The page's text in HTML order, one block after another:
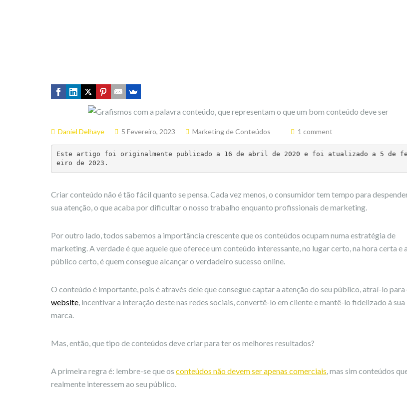
Daniel Delhaye 5 Fevereiro, 2023 Marketing de Conteúdos 1 comment
Este artigo foi originalmente publicado a 16 de abril de 2020 e foi atualizado a 5 de
eiro de 2023.
Criar conteúdo não é tão fácil quanto se pensa. Cada vez menos, o consumidor tem tempo para
sua atenção, o que acaba por dificultar o nosso trabalho enquanto profissionais de marketing.
Por outro lado, todos sabemos a importância crescente que os conteúdos ocupam numa estratégia de
marketing. A verdade é que aquele que oferece um conteúdo interessante, no lugar certo, na hora certa e
público certo, é quem consegue alcançar o verdadeiro sucesso online.
O conteúdo é importante, pois é através dele que consegue captar a atenção do seu público, atraí-lo para
website, incentivar a interação deste nas redes sociais, convertê-lo em cliente e mantê-lo fidelizado à sua
marca.
Mas, então, que tipo de conteúdos deve criar para ter os melhores resultados?
A primeira regra é: lembre-se que os conteúdos não devem ser apenas comerciais, mas sim conteúdos
realmente interessem ao seu público.